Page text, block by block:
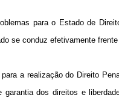
para o Estado de
se conduz efetivamente
a realização do Direito
dos direitos e